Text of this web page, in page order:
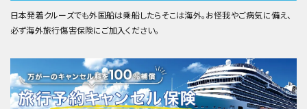
日本発着クルーズでも外国船は乗船したらそこは海外。お怪我やご病気に備え、
必ず海外旅行傷害保険にご加入ください。